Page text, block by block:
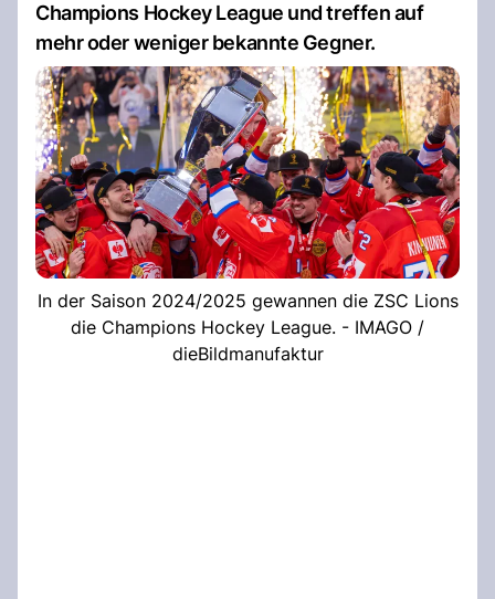
Champions Hockey League und treffen auf
mehr oder weniger bekannte Gegner.
In der Saison 2024/2025 gewannen die ZSC Lions
die Champions Hockey League. - IMAGO /
dieBildmanufaktur